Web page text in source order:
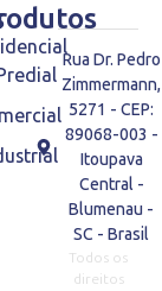
Rua Dr. Pedro
Zimmermann,
5271 - CEP:
89068-003 -
Itoupava
Central -
Blumenau -
SC - Brasil
Todos os
direitos